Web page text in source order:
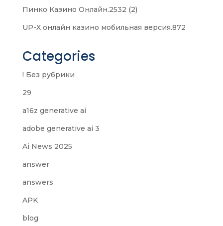
Пинко Казино Онлайн.2532 (2)
UP-X онлайн казино мобильная версия.872
Categories
! Без рубрики
29
a16z generative ai
adobe generative ai 3
Ai News 2025
answer
answers
APK
blog